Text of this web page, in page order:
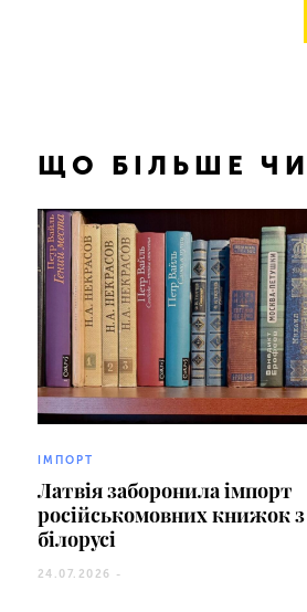
ЩО БІЛЬШЕ
ІМПОРТ
Латвія заборонила імпорт
російськомовних книжок
білорусі
24.07.2026 -